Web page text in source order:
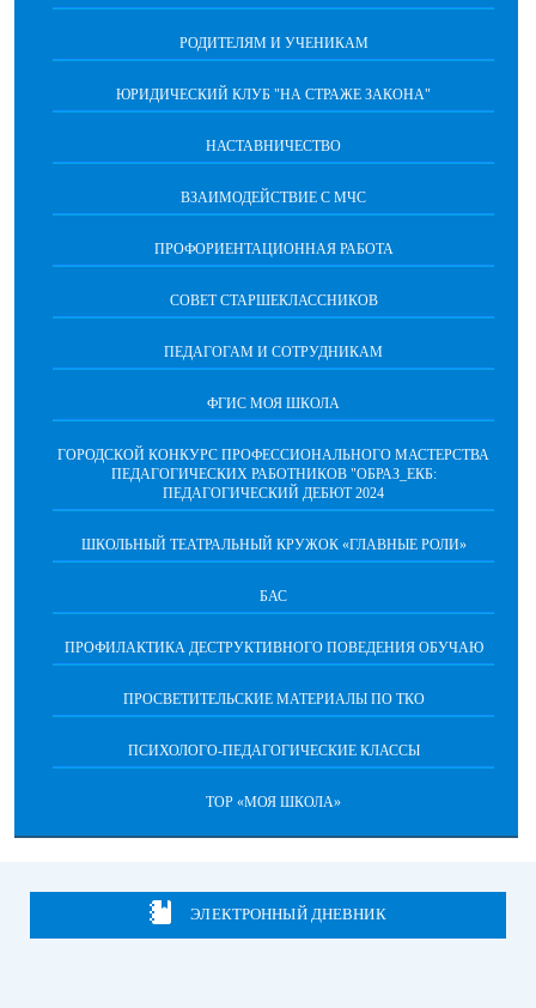
РОДИТЕЛЯМ И УЧЕНИКАМ
ЮРИДИЧЕСКИЙ КЛУБ "НА СТРАЖЕ ЗАКОНА"
НАСТАВНИЧЕСТВО
ВЗАИМОДЕЙСТВИЕ С МЧС
ПРОФОРИЕНТАЦИОННАЯ РАБОТА
СОВЕТ СТАРШЕКЛАССНИКОВ
ПЕДАГОГАМ И СОТРУДНИКАМ
ФГИС МОЯ ШКОЛА
ГОРОДСКОЙ КОНКУРС ПРОФЕССИОНАЛЬНОГО МАСТЕРСТВА
ПЕДАГОГИЧЕСКИХ РАБОТНИКОВ "ОБРАЗ_ЕКБ:
ПЕДАГОГИЧЕСКИЙ ДЕБЮТ 2024
ШКОЛЬНЫЙ ТЕАТРАЛЬНЫЙ КРУЖОК «ГЛАВНЫЕ РОЛИ»
БАС
ПРОФИЛАКТИКА ДЕСТРУКТИВНОГО ПОВЕДЕНИЯ ОБУЧАЮ
ПРОСВЕТИТЕЛЬСКИЕ МАТЕРИАЛЫ ПО ТКО
ПСИХОЛОГО-ПЕДАГОГИЧЕСКИЕ КЛАССЫ
ТОР «МОЯ ШКОЛА»
ЭЛЕКТРОННЫЙ ДНЕВНИК